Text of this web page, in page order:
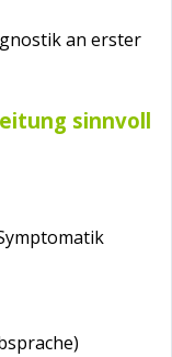
an erster
sinnvoll